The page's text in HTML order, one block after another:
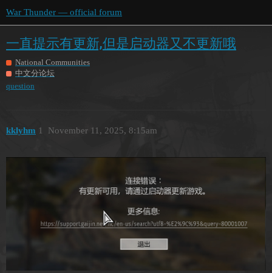
War Thunder — official forum
一直提示有更新,但是启动器又不更新哦
National Communities
中文分论坛
question
kklyhm November 11, 2025, 8:15am
1